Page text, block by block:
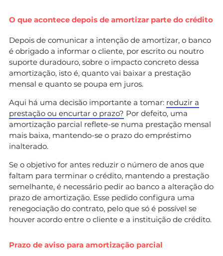
O que acontece depois de amortizar parte do crédito
Depois de comunicar a intenção de amortizar, o banco
é obrigado a informar o cliente, por escrito ou noutro
suporte duradouro, sobre o impacto concreto dessa
amortização, isto é, quanto vai baixar a prestação
mensal e quanto se poupa em juros.
Aqui há uma decisão importante a tomar: reduzir a
prestação ou encurtar o prazo? Por defeito, uma
amortização parcial reflete-se numa prestação mensal
mais baixa, mantendo-se o prazo do empréstimo
inalterado.
Se o objetivo for antes reduzir o número de anos que
faltam para terminar o crédito, mantendo a prestação
semelhante, é necessário pedir ao banco a alteração do
prazo de amortização. Esse pedido configura uma
renegociação do contrato, pelo que só é possível se
houver acordo entre o cliente e a instituição de crédito.
Prazo de aviso para amortização parcial